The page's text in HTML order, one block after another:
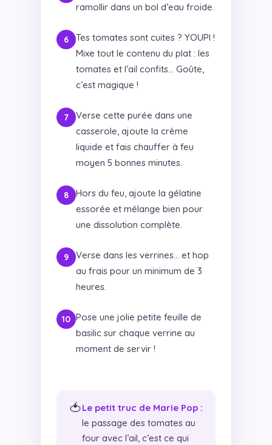
ramollir dans un bol d’eau froide.
Tes tomates sont cuites ? YOUPI !
Mixe tout le contenu du plat : les
tomates et l’ail confits… Goûte,
c’est magique !
Verse cette purée dans une
casserole, ajoute la crème
liquide et fais chauffer à feu
moyen 5 bonnes minutes.
Hors du feu, ajoute la gélatine
essorée et mélange bien pour
une dissolution complète.
Verse dans les verrines… et hop
au frais pour un minimum de 3
heures.
Pose une jolie petite feuille de
basilic sur chaque verrine au
moment de servir !
🍅Le petit truc de Marie Pop :
le passage des tomates au
four avec l’ail, c’est ce qui